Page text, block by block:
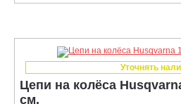
Уточнять
Цепи на колёса
см.